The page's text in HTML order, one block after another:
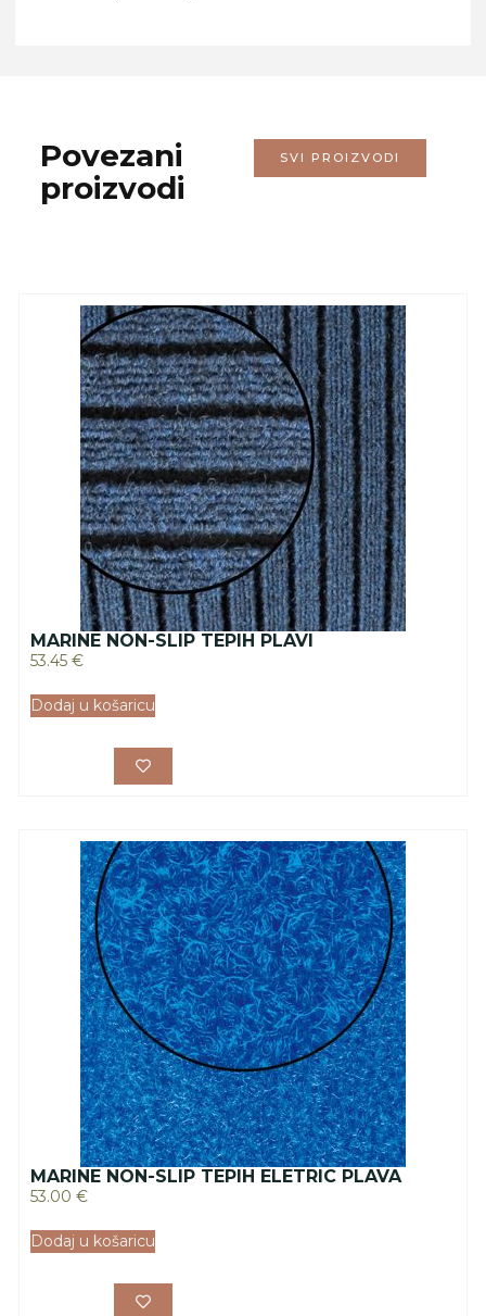
Povezani
proizvodi
SVI PROIZVODI
MARINE NON-SLIP TEPIH PLAVI
53.45 €
Dodaj u košaricu
MARINE NON-SLIP TEPIH ELETRIC PLAVA
53.00 €
Dodaj u košaricu